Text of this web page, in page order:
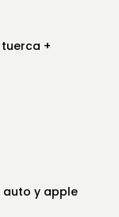
+
auto y apple